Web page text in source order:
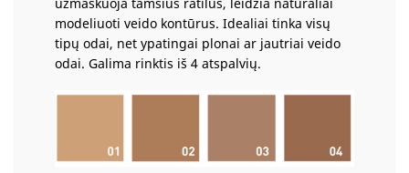
modeliuoti veido kontūrus. Idealiai tinka visų
tipų odai, net ypatingai plonai ar jautriai veido
odai. Galima rinktis iš 4 atspalvių.